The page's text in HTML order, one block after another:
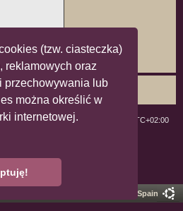
(tzw. ciasteczka)
reklamowych oraz
przechowywania lub
można określić w
internetowej.Strefa czasowa UTC+02:00
dostarcza
osobowych
phpBB Spain